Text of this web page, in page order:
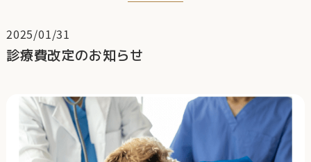
診療費改定のお知らせ
2025/01/31